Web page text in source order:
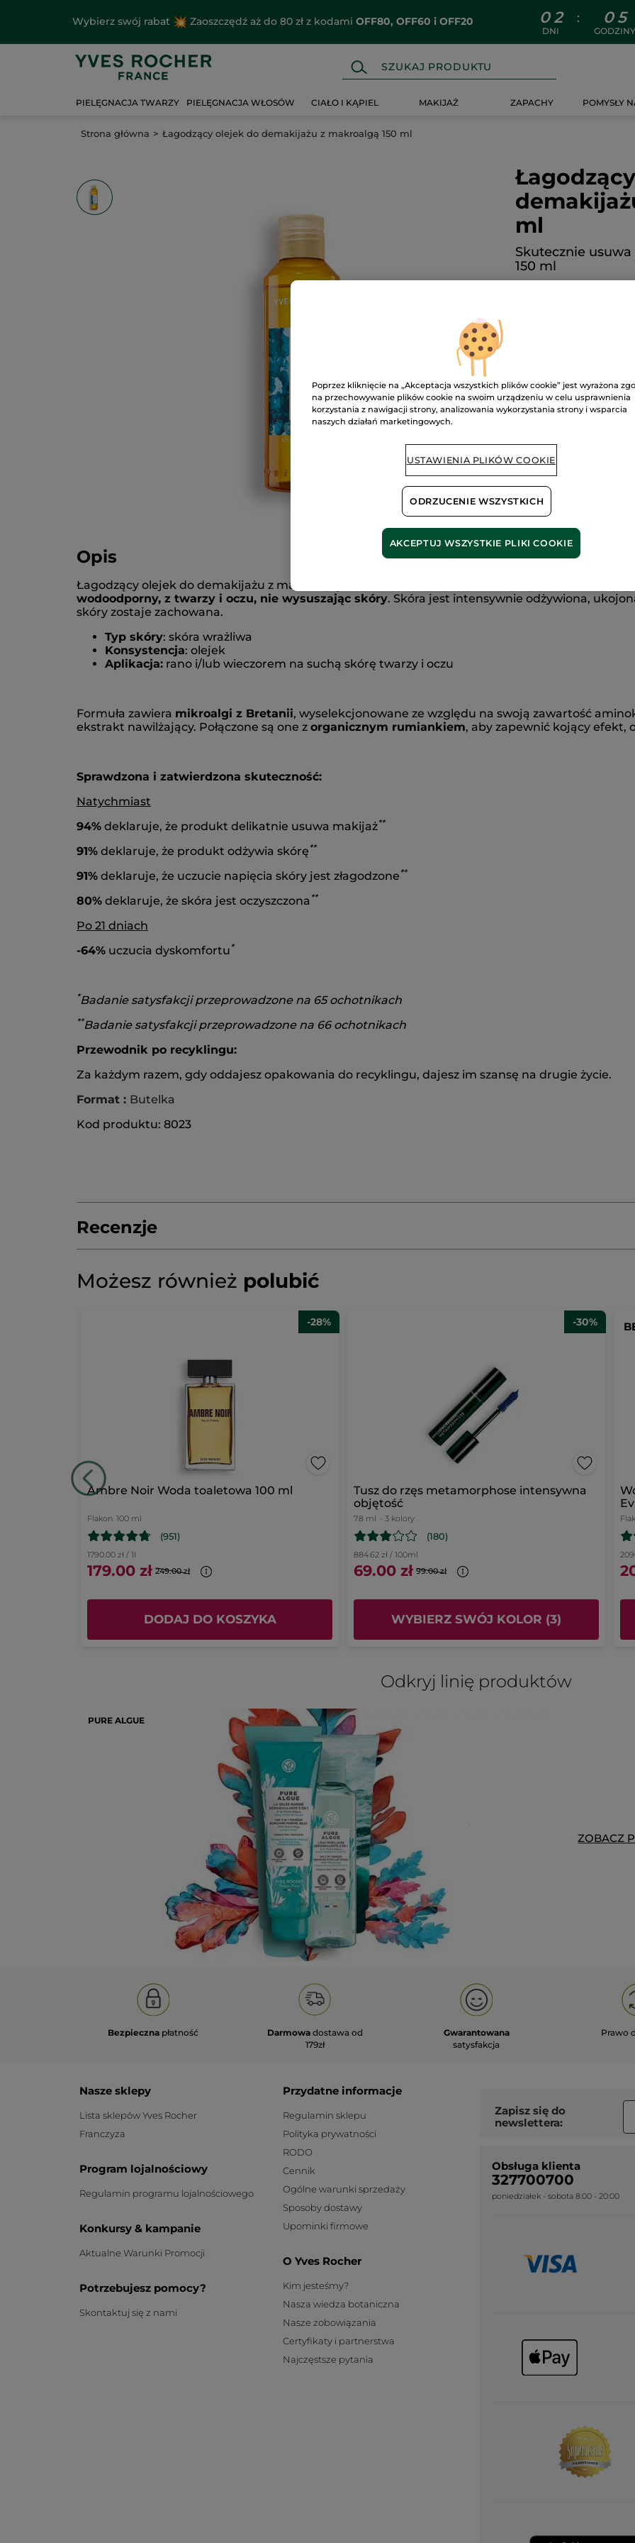
Wybierz swój rabat Zaoszczędź aż do 80 zł z kodami OFF80, OFF60 i OFF20 0 2
DNI
: 0 5
GODZINY
PIELĘGNACJA TWARZY PIELĘGNACJA WŁOSÓW CIAŁO I KĄPIEL MAKIJAŻ ZAPACHY POMYSŁY
Strona główna Łagodzący olejek do demakijażu z makroalgą 150 ml
ml
Skutecznie
150 ml
ml
DODAJ
Bezpieczna
Satysfakcja
Darmowa
DOWIEDZ SIĘ
Opis
Łagodzący olejek do demakijażu z makroalgą 150 ml delikatnie
usuwa zanieczyszczenia,
wodoodporny, z twarzy i oczu, nie wysuszając skóry. Skóra jest intensywnie odżywiona,
skóry zostaje zachowana.
Typ skóry: skóra wrażliwa
Konsystencja: olejek
Aplikacja: rano i/lub wieczorem na suchą skórę twarzy i oczu
Formuła zawiera mikroalgi z Bretanii, wyselekcjonowane ze względu na swoją zawartość
ekstrakt nawilżający. Połączone są one z organicznym rumiankiem, aby zapewnić kojący efekt,
Sprawdzona i zatwierdzona skuteczność:
Natychmiast
94% deklaruje, że produkt delikatnie usuwa makijaż**
91% deklaruje, że produkt odżywia skórę **
91% deklaruje, że uczucie napięcia skóry jest złagodzone **
80% deklaruje, że skóra jest oczyszczona **
Po 21 dniach
-64% uczucia dyskomfortu *
*Badanie satysfakcji przeprowadzone na 65 ochotnikach
**Badanie satysfakcji przeprowadzone na 66 ochotnikach
Przewodnik po recyklingu:
Za każdym razem, gdy oddajesz opakowania do recyklingu, dajesz im szansę na drugie życie.
Format : Butelka
Kod produktu: 8023
Recenzje
★★★★★
★★★★★
ocen
Możesz również polubić
-28%
Ambre Noir Woda toaletowa 100 ml
Flakon 100 ml
(951)
1790.00 zł / 1l
179.00 zł 249.00 zł
DODAJ DO KOSZYKA
-30%
Tusz do rzęs metamorphose intensywna
objętość
7.8 ml - 3 kolory
(180)
884.62 zł / 100ml
69.00 zł 99.00 zł
WYBIERZ SWÓJ KOLOR (3)
Odkryj linię produktów
PURE ALGUE
ZOBACZ
Bezpieczna płatność Darmowa dostawa od
179zł
Gwarantowana
satysfakcja
Prawo
Nasze sklepy
Lista sklepów Yves Rocher
Franczyza
Program lojalnościowy
Regulamin programu lojalnościowego
Konkursy & kampanie
Aktualne Warunki Promocji
Potrzebujesz pomocy?
Skontaktuj się z nami
Przydatne informacje
Regulamin sklepu
Polityka prywatności
RODO
Cennik
Ogólne warunki sprzedaży
Sposoby dostawy
Upominki firmowe
O Yves Rocher
Kim jesteśmy?
Nasza wiedza botaniczna
Nasze zobowiązania
Certyfikaty i partnerstwa
Najczęstsze pytania
Zapisz się do
newslettera:
Obsługa klienta
327700700
poniedziałek - sobota 8:00 - 20:00
Poprzez kliknięcie na „Akceptacja wszystkich plików cookie” jest wyrażona
na przechowywanie plików cookie na swoim urządzeniu w celu usprawnienia
korzystania z nawigacji strony, analizowania wykorzystania strony i wsparcia
naszych działań marketingowych.
USTAWIENIA PLIKÓW COOKIE
ODRZUCENIE WSZYSTKICH
AKCEPTUJ WSZYSTKIE PLIKI COOKIE